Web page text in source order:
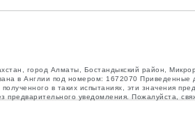
город Алматы, Бостандыкский район,
в Англии под номером: 1672070
в таких испытаниях, эти значения
предварительного уведомления. Пожалуйста,